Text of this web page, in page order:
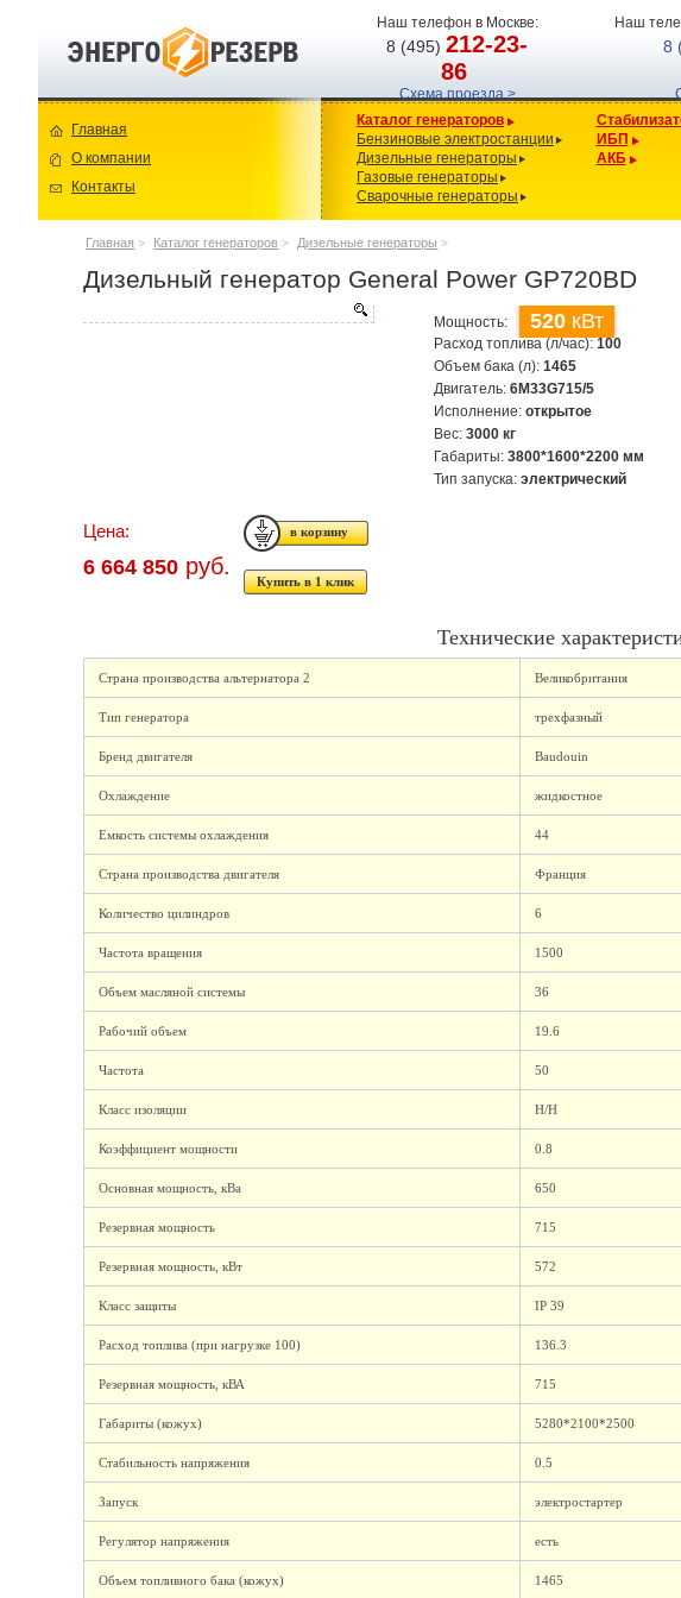
Наш телефон в Москве:
8 (495)212-23-
86
Схема проезда >
Наш
8
Главная
О компании
Контакты
Каталог генераторов
Бензиновые электростанции
Дизельные генераторы
Газовые генераторы
Сварочные генераторы
ИБП
АКБ
Главная > Каталог генераторов > Дизельные генераторы >
Дизельный генератор General Power GP720BD
Мощность: 520 кВт
Расход топлива (л/час):100
Объем бака (л):1465
Двигатель:6M33G715/5
Исполнение:открытое
Вес:3000 кг
Габариты:3800*1600*2200 мм
Тип запуска:электрический
Цена:
6 664 850 руб.
Купить в 1 клик
Технические
Страна производства альтернатора 2 Великобритания
Тип генератора трехфазный
Бренд двигателя Baudouin
Охлаждение жидкостное
Емкость системы охлаждения 44
Страна производства двигателя Франция
Количество цилиндров 6
Частота вращения 1500
Объем масляной системы 36
Рабочий объем 19.6
Частота 50
Класс изоляции H/H
Коэффициент мощности 0.8
Основная мощность, кВа 650
Резервная мощность 715
Резервная мощность, кВт 572
Класс защиты IP 39
Расход топлива (при нагрузке 100) 136.3
Резервная мощность, кВА 715
Габариты (кожух) 5280*2100*2500
Стабильность напряжения 0.5
Запуск электростартер
Регулятор напряжения есть
Объем топливного бака (кожух) 1465